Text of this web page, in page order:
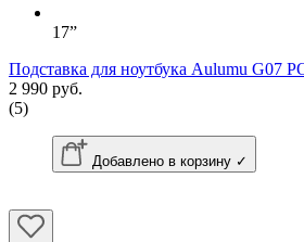
17”
Подставка для ноутбука Aulumu G07
2 990 руб.
(5)
Добавлено в корзину ✓